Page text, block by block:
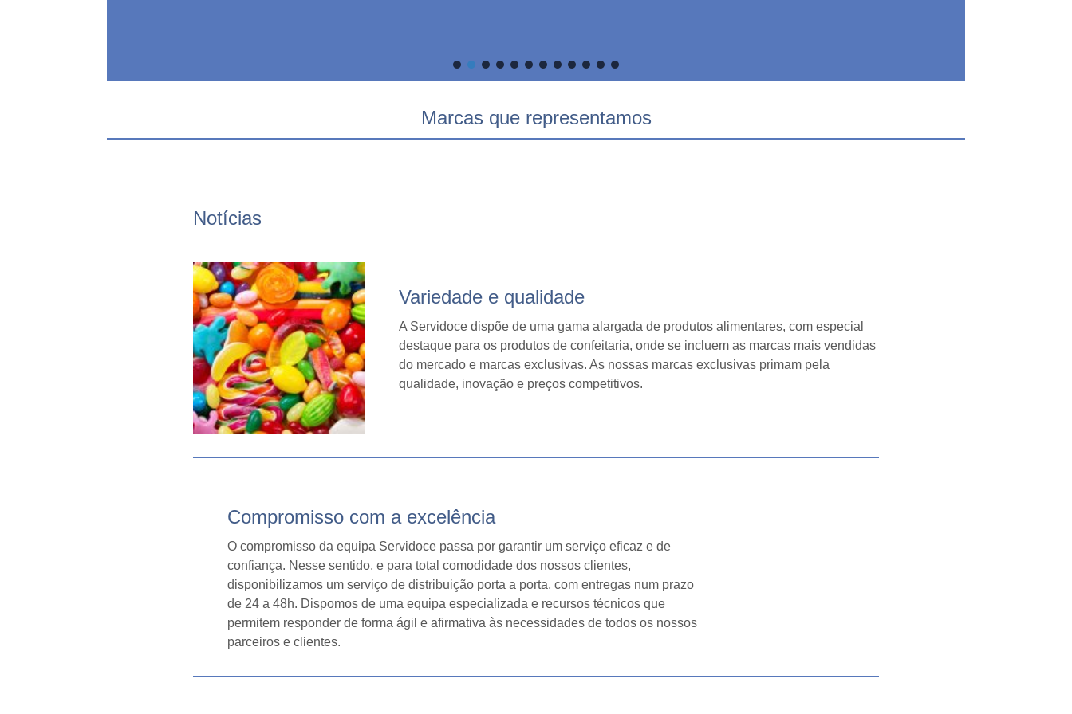
Marcas que representamos
Notícias
Variedade e qualidade
A Servidoce dispõe de uma gama alargada de produtos alimentares, com especial
destaque para os produtos de confeitaria, onde se incluem as marcas mais vendidas
do mercado e marcas exclusivas. As nossas marcas exclusivas primam pela
qualidade, inovação e preços competitivos.
Compromisso com a excelência
O compromisso da equipa Servidoce passa por garantir um serviço eficaz e de
confiança. Nesse sentido, e para total comodidade dos nossos clientes,
disponibilizamos um serviço de distribuição porta a porta, com entregas num prazo
de 24 a 48h. Dispomos de uma equipa especializada e recursos técnicos que
permitem responder de forma ágil e afirmativa às necessidades de todos os nossos
parceiros e clientes.